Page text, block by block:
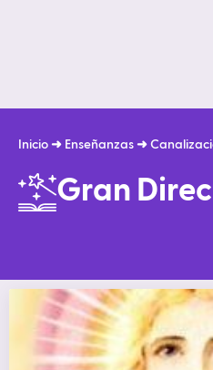
Inicio ➜ Enseñanzas ➜
Gran